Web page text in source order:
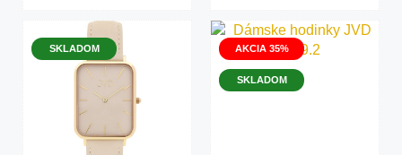
SKLADOM AKCIA 35%
SKLADOM